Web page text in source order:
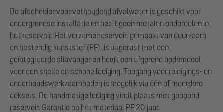
De afscheider voor vethoudend afvalwater is geschikt voor
ondergrondse installatie en heeft geen metalen onderdelen in
het reservoir. Het verzamelreservoir, gemaakt van duurzaam
en bestendig kunststof (PE), is uitgerust met een
geïntegreerde slibvanger en heeft een afgerond bodemdeel
voor een snelle en schone lediging. Toegang voor reinigings- en
onderhoudswerkzaamheden is mogelijk via één of meerdere
deksels. De handmatige lediging vindt plaats met geopend
reservoir. Garantie op het materiaal PE 20 jaar.